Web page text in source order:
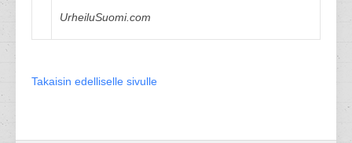
UrheiluSuomi.com
Takaisin edelliselle sivulle